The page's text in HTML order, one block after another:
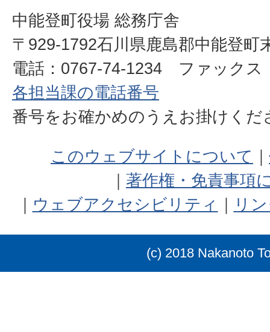
中能登町役場 総務庁舎
〒929-1792石川県鹿島郡中能登町
電話：0767-74-1234 ファックス
各担当課の電話番号
番号をお確かめのうえお掛けく
このウェブサイトについて
著作権・免責事項
ウェブアクセシビリティ
リ
(c) 2018 Nakanoto